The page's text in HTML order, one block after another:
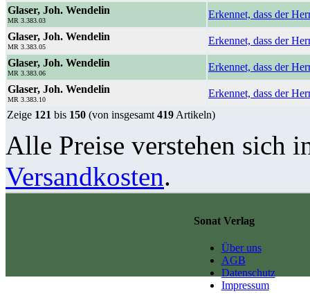
Glaser, Joh. Wendelin
MR 3.383.03
Erkennet, dass der
Glaser, Joh. Wendelin
MR 3.383.05
Erkennet, dass der
Glaser, Joh. Wendelin
MR 3.383.06
Erkennet, dass der
Glaser, Joh. Wendelin
MR 3.383.10
Erkennet, dass der
Zeige 121 bis 150 (von insgesamt 419 Artikeln)
Alle Preise verstehen sich
Versandkosten.
Sonat Verlag
Über uns
AGB
Datenschutz
Impressum